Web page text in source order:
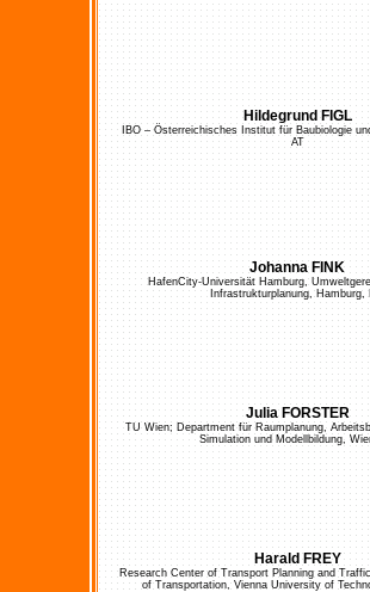
Hildegrund FIGL
IBO – Österreichisches Institut für Baubiologie
AT
Johanna FINK
HafenCity-Universität Hamburg,
Infrastrukturplanung, Hamburg,
Julia FORSTER
TU Wien; Department für Raumplanung,
Simulation und Modellbildung,
Harald FREY
Research Center of Transport Planning and
of Transportation, Vienna University of